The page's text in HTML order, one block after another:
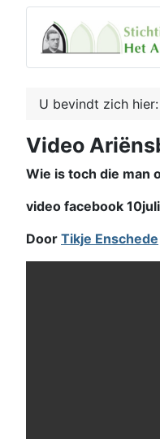
U bevindt zich hier:
Video
Wie is toch die man
video facebook
Door Tikje Enschede